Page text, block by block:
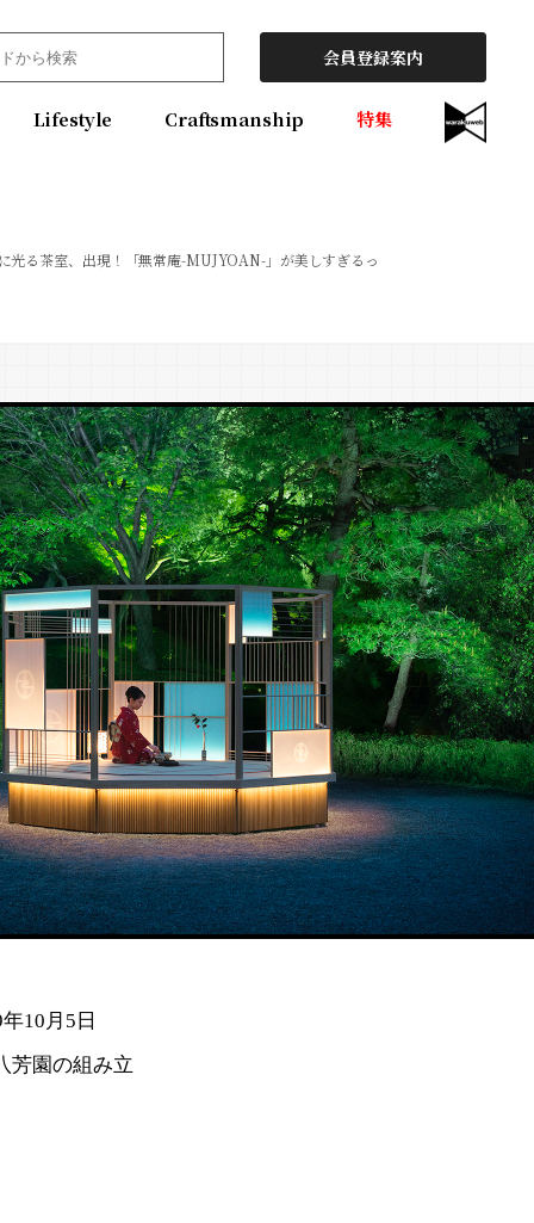
会員登録案内
Lifestyle Craftsmanship 特集
光る茶室、出現！「無常庵-MUJYOAN-」が美しすぎるっ
10月5日
芳園の組み立